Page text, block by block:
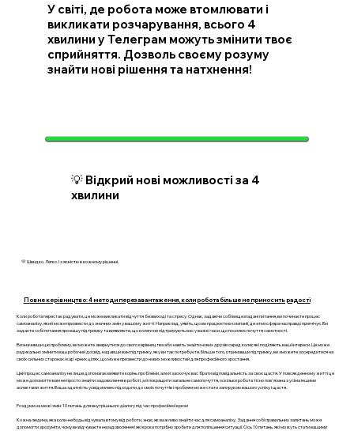
У світі, де робота може втомлювати і
викликати розчарування, всього 4
хвилини у Телеграм можуть змінити твоє
сприйняття. Дозволь своєму розуму
знайти нові рішення та натхнення!
💡 Відкрий нові можливості за 4
хвилини
💛 Швидко. Легко. І з ясністю в кожному рішенні.
Повне керівництво: 4 методи перезавантаження, коли робота більше не приносить радості
Коли робота перестає радувати, це може викликати відчуття безвиході та стресу. Однак, задаючи собі вищезгадані питання, ви починаєте процес
самоаналізу, який може призвести до значних змін у вашому житті. Наприклад, уявіть, що ви працюєте в компанії, де атмосфера насправді пригнічує. Ви
задаєте собі питання про вашу підтримку та виявляєте, що колеги не підтримують вас у важкі часи, що посилює почуття самотності.
Визначивши цю проблему, ви можете звернутися до свого керівництва або навіть знайти нових друзів серед колег, які поділяють ваші інтереси. Це може
радикально змінити ваш робочий досвід, надавши вам підтримку, яку ви так потребуєте. Більше того, отримавши підтримку, ви зможете зосередитися на
своїх сильних сторонах і кар'єрних цілях, що може призвести до нових можливостей для професійного зростання.
Цей процес самоаналізу не лише допомагає виявити корінь проблеми, але й заохочує вас брати відповідальність за своє щастя. У повсякденному житті це
може допомогти вам не просто знайти задоволення в роботі, а й покращити загальне самопочуття, оскільки робота тісно пов'язана з усіма іншими
аспектами життя. Ваша здатність усвідомлено підходити до своїх почуттів і проблем може стати запорукою вашого успіху і щастя.
Роздуми на межі змін: 10 питань для внутрішнього діалогу під час професійної кризи
Кожна людина, яка коли-небудь відчувала втому від роботи, знає, як важливо знайти час для самоаналізу. Задання собі правильних запитань може
допомогти зрозуміти, чому ви відчуваєте незадоволення і які кроки потрібно зробити для поліпшення ситуації. Ось 10 питань, які можуть стати вашими